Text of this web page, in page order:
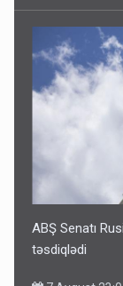
ABŞ Senatı
təsdiqlədi